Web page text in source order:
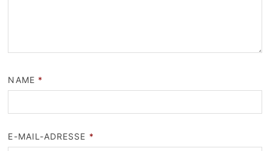
NAME *
E-MAIL-ADRESSE *